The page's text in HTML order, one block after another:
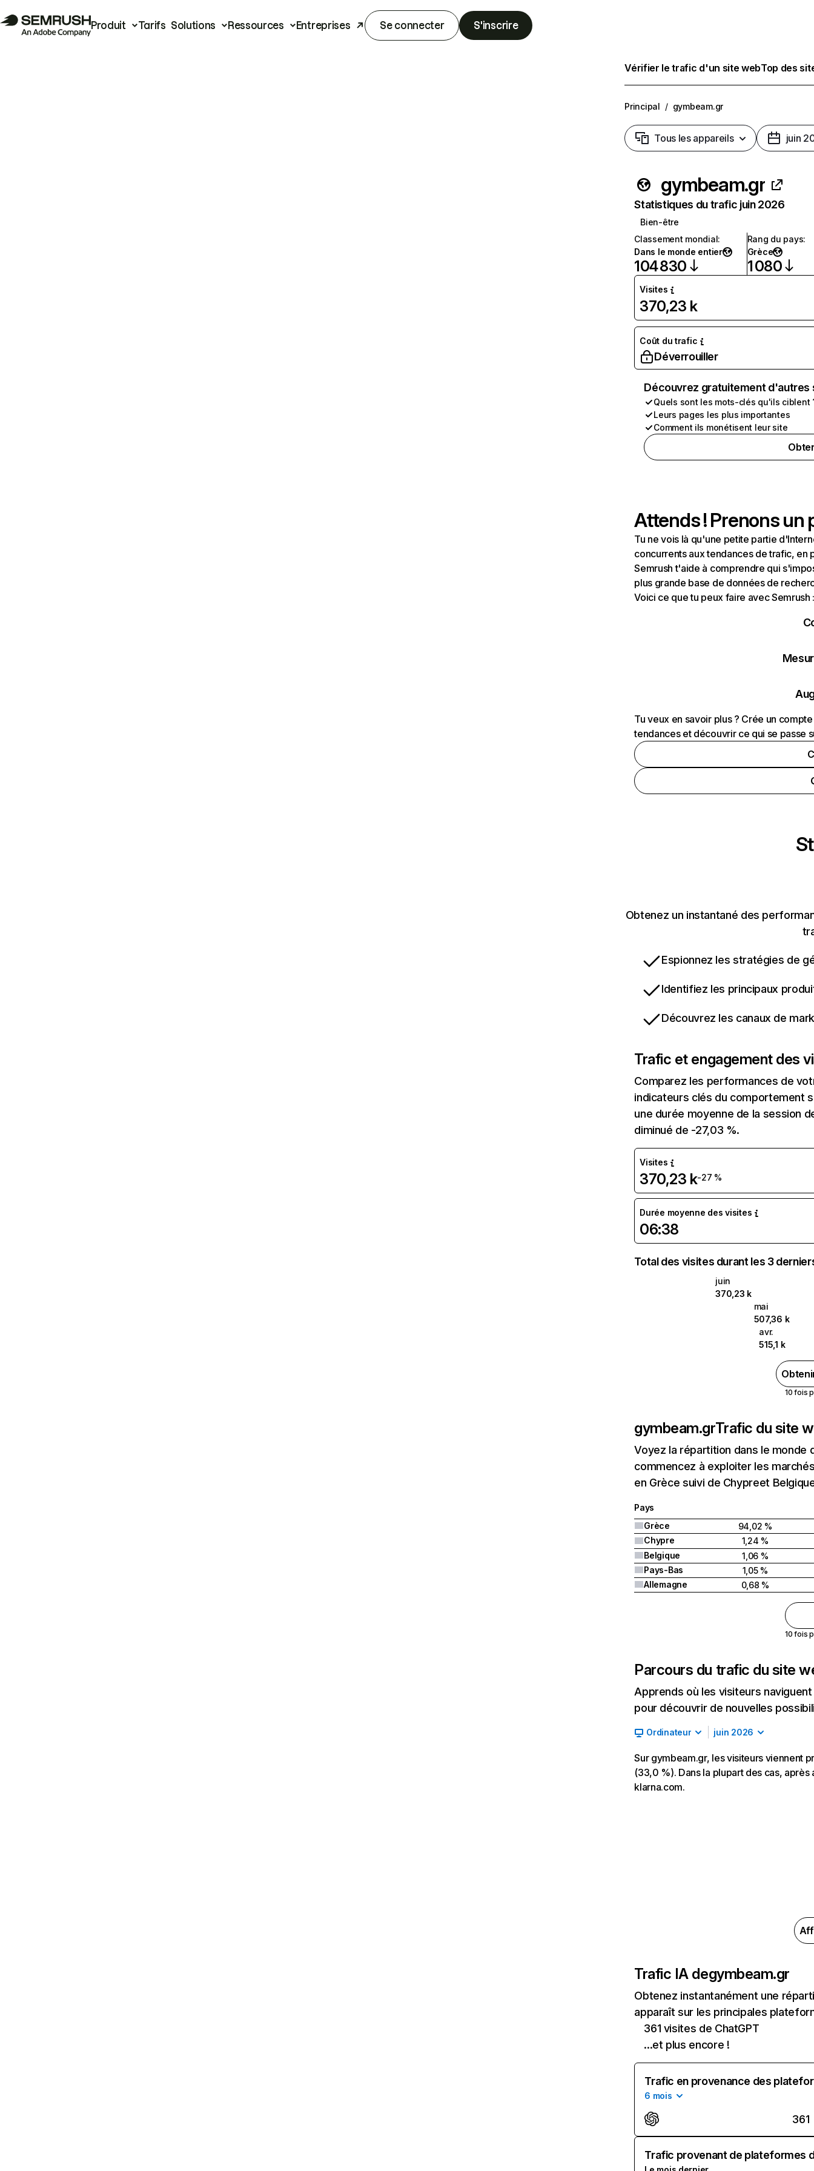
Produit Tarifs Solutions Ressources Entreprises Se connecter S'inscrire
Vérifier le trafic d'un site webTop des
Principal / gymbeam.gr
Tous les appareils juin
gymbeam.gr
Statistiques du trafic juin 2026
Bien-être
Classement mondial:
Dans le monde entier
104 830
Rang du pays:
Grèce
1 080
Visites
370,23 k
Coût du trafic
Déverrouiller
Découvrez gratuitement
Quels sont les mots-clés qu'ils ciblent
Leurs pages les plus importantes
Comment ils monétisent leur site
Attends ! Prenons un
Tu ne vois là qu'une petite partie
concurrents aux tendances de trafic, en
Semrush t'aide à comprendre qui
plus grande base de données de
Voici ce que tu peux faire avec Semrush
Tu veux en savoir plus ? Crée un
tendances et découvrir ce qui se passe
Obtenez un instantané des
Espionnez les stratégies de
Identifiez les principaux
Découvrez les canaux de
Trafic et engagement des
Comparez les performances de
indicateurs clés du comportement
une durée moyenne de la session
diminué de -27,03 %.
Visites
370,23 k-27 %
Durée moyenne des visites
06:38
Total des visites durant les 3
juin
370,23 k
mai
507,36 k
avr.
515,1 k
10 fois
gymbeam.grTrafic du site
Voyez la répartition dans le
commencez à exploiter les
en Grèce suivi de Chypreet
Pays
Grèce
94,02 %
Chypre
1,24 %
Belgique
1,06 %
Pays-Bas
1,05 %
Allemagne
0,68 %
10 fois
Parcours du trafic du site
Apprends où les visiteurs
pour découvrir de nouvelles
Ordinateur juin 2026
Sur gymbeam.gr, les visiteurs viennent
(33,0 %). Dans la plupart des cas,
klarna.com.
Trafic IA degymbeam.gr
Obtenez instantanément une
apparaît sur les principales
361 visites de ChatGPT
...et plus encore !
Trafic en provenance des
6 mois
361
Trafic provenant de plateformes